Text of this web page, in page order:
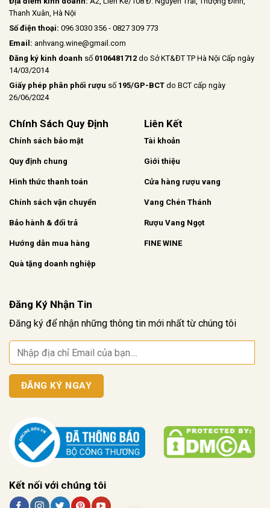
Thanh Xuân, Hà Nội
Số điện thoại: 096 3030 356 - 0827 309 773
Email: anhvang.wine@gmail.com
Đăng ký kinh doanh số 0106481712 do Sở KT&ĐT TP Hà Nội Cấp ngày
14/03/2014
Giấy phép phân phối rượu số 195/GP-BCT do BCT cấp ngày
26/06/2024
Chính Sách Quy Định
Chính sách bảo mật
Quy định chung
Hình thức thanh toán
Chính sách vận chuyển
Bảo hành & đổi trả
Hướng dẫn mua hàng
Quà tặng doanh nghiệp
Liên Kết
Tài khoản
Giới thiệu
Cửa hàng rượu vang
Vang Chén Thánh
Rượu Vang Ngọt
FINE WINE
Đăng Ký Nhận Tin
Đăng ký để nhận những thông tin mới nhất từ chúng tôi
Kết nối với chúng tôi